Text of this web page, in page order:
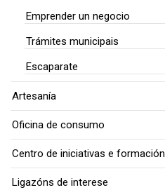
Emprender un negocio
Trámites municipais
Escaparate
Artesanía
Oficina de consumo
Centro de iniciativas e formación
Ligazóns de interese